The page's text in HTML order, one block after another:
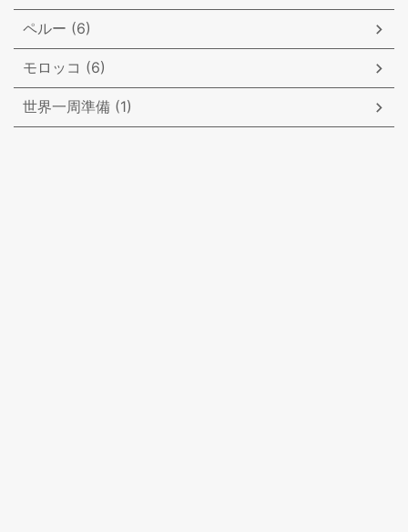
ペルー (6)
モロッコ (6)
世界一周準備 (1)